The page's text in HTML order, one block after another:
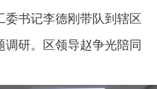
委书记李德刚带队到辖区
调研。区领导赵争光陪同